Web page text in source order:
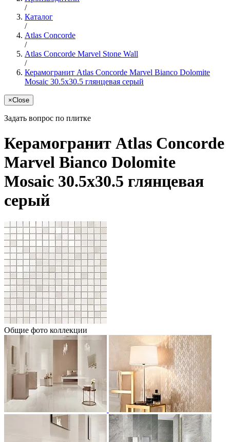
/
Каталог
/
Atlas Concorde
/
Atlas Concorde Marvel Stone Wall
/
Керамогранит Atlas Concorde Marvel Bianco Dolomite
Mosaic 30.5x30.5 глянцевая серый
×Close
Задать вопрос по плитке
Керамогранит Atlas Concorde
Marvel Bianco Dolomite
Mosaic 30.5x30.5 глянцевая
серый
Общие фото коллекции